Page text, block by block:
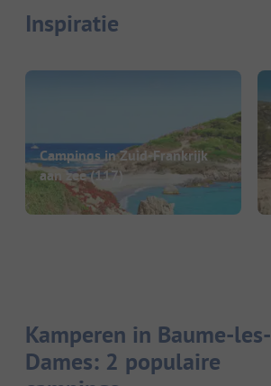
Inspiratie
Campings in Zuid-Frankrijk
aan zee(117)
Kamperen in Baume-les-
Dames: 2 populaire